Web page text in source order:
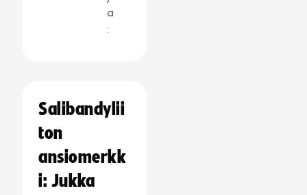
a
:
Salibandylii
ton
ansiomerkk
i: Jukka